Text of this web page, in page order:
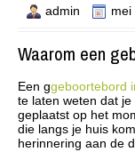
admin mei
Waarom een
Een ggeboortebord
te laten weten dat
geplaatst op het
die langs je huis
herinnering aan de